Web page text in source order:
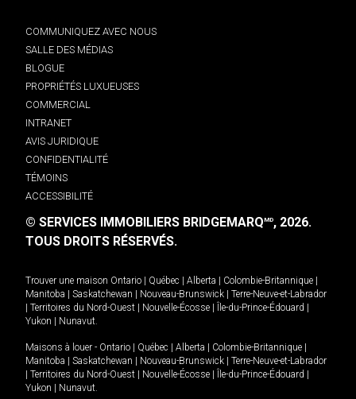
COMMUNIQUEZ AVEC NOUS
SALLE DES MÉDIAS
BLOGUE
PROPRIÉTÉS LUXUEUSES
COMMERCIAL
INTRANET
AVIS JURIDIQUE
CONFIDENTIALITÉ
TÉMOINS
ACCESSIBILITÉ
© SERVICES IMMOBILIERS BRIDGEMARQMD, 2026.
TOUS DROITS RÉSERVÉS.
Trouver une maison Ontario Québec Alberta Colombie-Britannique
Manitoba
Saskatchewan Nouveau-Brunswick
Terre-Neuve-et-Labrador
Territoires du Nord-Ouest Nouvelle-Écosse Île-du-Prince-Édouard
Yukon
Nunavut.
Maisons à louer - Ontario Québec Alberta Colombie-Britannique
Manitoba
Saskatchewan Nouveau-Brunswick
Terre-Neuve-et-Labrador
Territoires du Nord-Ouest Nouvelle-Écosse Île-du-Prince-Édouard
Yukon
Nunavut.